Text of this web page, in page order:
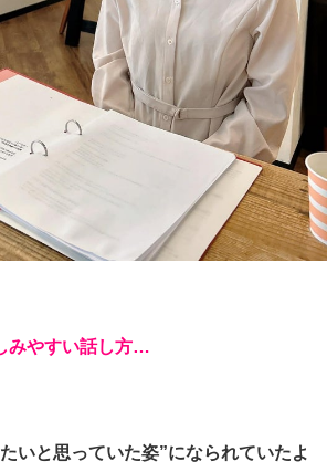
みやすい話し方…
いと思っていた姿”になられていたよ